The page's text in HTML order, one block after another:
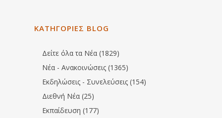
ΚΑΤΗΓΟΡΙΕΣ BLOG
Δείτε όλα τα Νέα (1829)
Νέα - Ανακοινώσεις (1365)
Εκδηλώσεις - Συνελεύσεις (154)
Διεθνή Νέα (25)
Εκπαίδευση (177)